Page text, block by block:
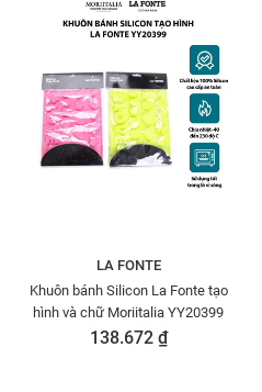
LA FONTE
Khuôn bánh Silicon La Fonte tạo
hình và chữ Moriitalia YY20399
138.672 ₫